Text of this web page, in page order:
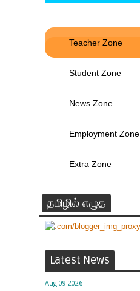
Teacher Zone
Student Zone
News Zone
Employment Zone
Extra Zone
தமிழில் எழுத
Latest News
Aug 09 2026